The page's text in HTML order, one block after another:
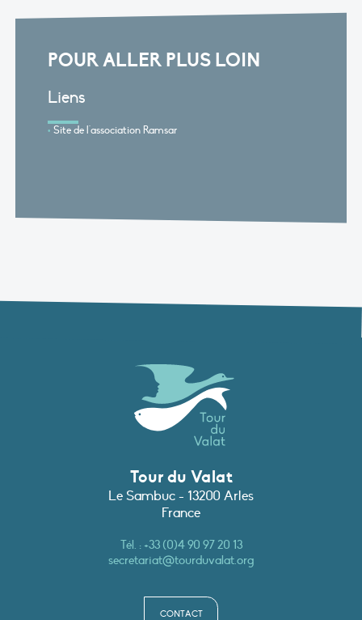
POUR ALLER PLUS LOIN
Liens
Site de l'association Ramsar
Tour du Valat
Le Sambuc - 13200 Arles
France
Tél. :+33 (0)4 90 97 20 13
secretariat@tourduvalat.org
CONTACT